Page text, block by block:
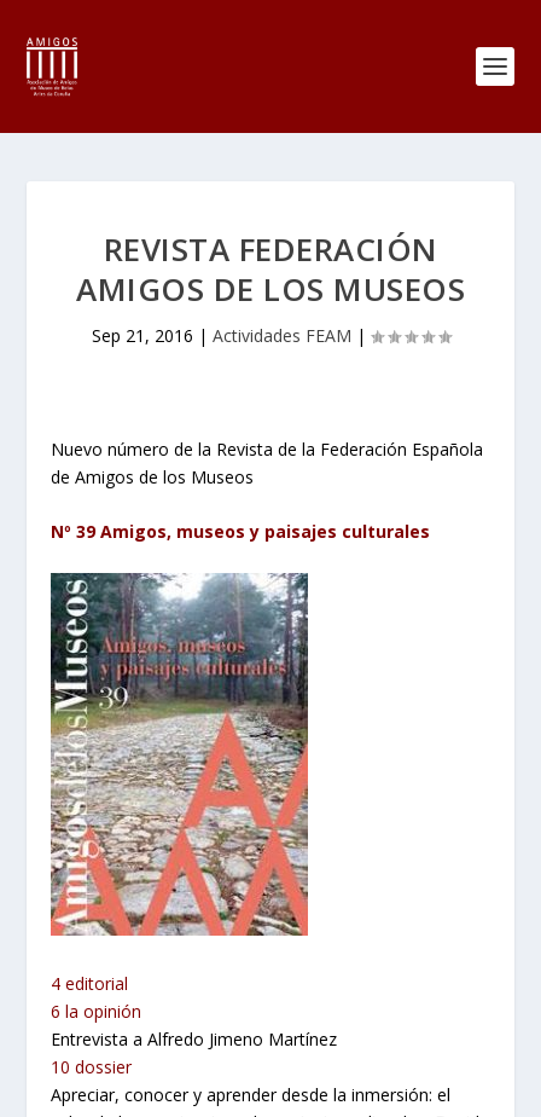
REVISTA FEDERACIÓN
AMIGOS DE LOS MUSEOS
Sep 21, 2016 | Actividades FEAM |
Nuevo número de la Revista de la Federación Española
de Amigos de los Museos
Nº 39 Amigos, museos y paisajes culturales
4 editorial
6 la opinión
Entrevista a Alfredo Jimeno Martínez
10 dossier
Apreciar, conocer y aprender desde la inmersión: el